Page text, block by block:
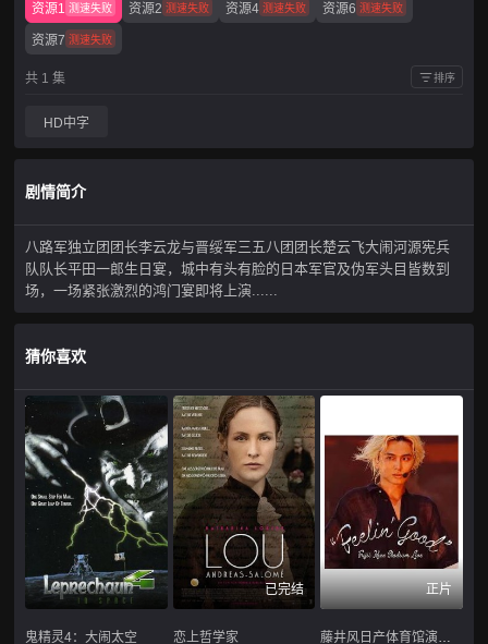
资源1 测速失败 资源2 测速失败 资源4 测速失败 资源6 测速失败
资源7 测速失败
共 1 集 排序
HD中字
剧情简介
八路军独立团团长李云龙与晋绥军三五八团团长楚云飞大闹河源宪兵
队队长平田一郎生日宴，城中有头有脸的日本军官及伪军头目皆数到
场，一场紧张激烈的鸿门宴即将上演......
猜你喜欢
鬼精灵4：大闹太空
已完结
恋上哲学家
正片
藤井风日产体育馆演唱会 ''Feelin' Good''